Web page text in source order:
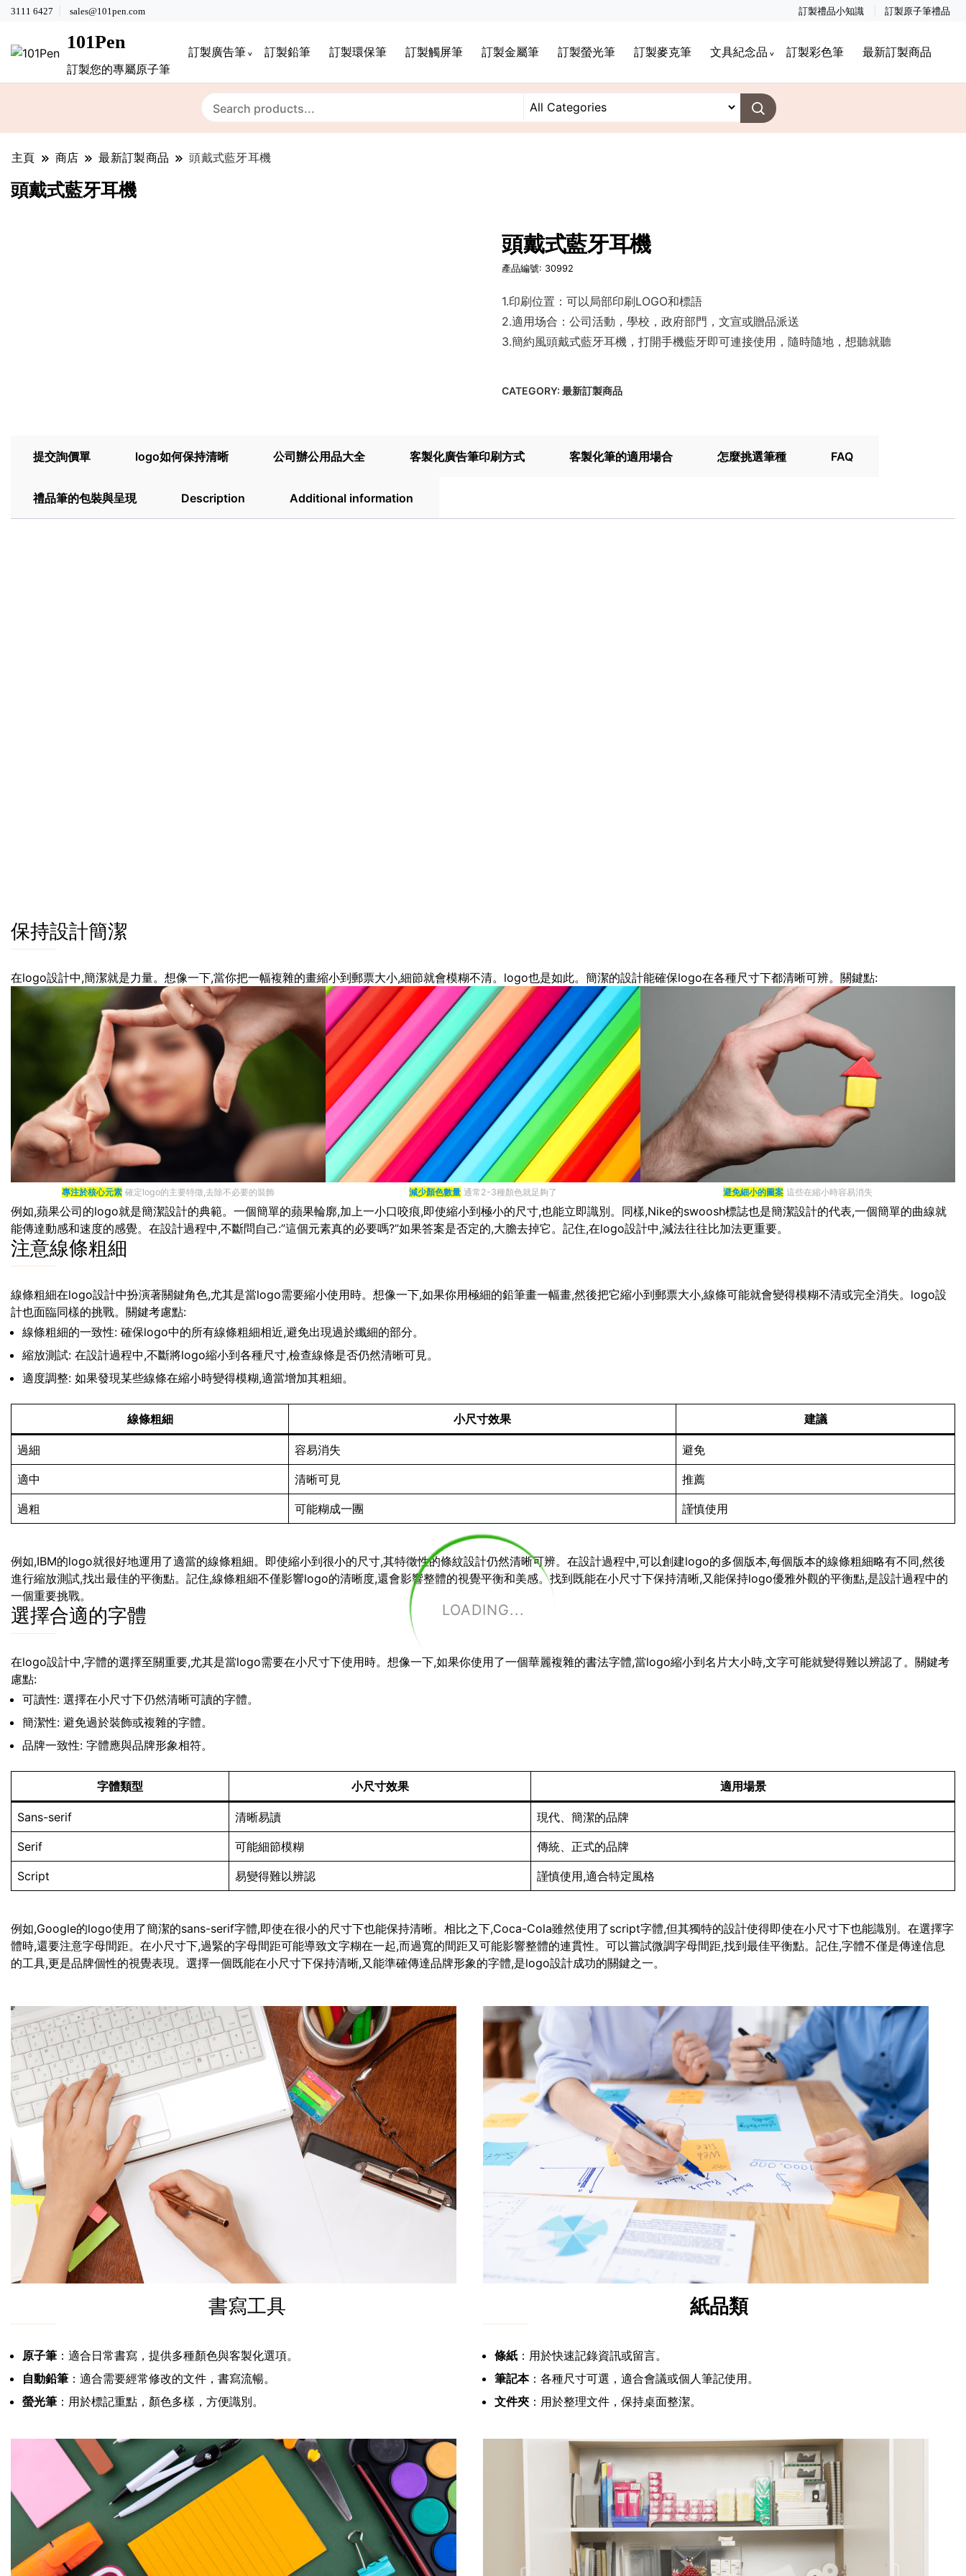
3111 6427 sales@101pen.com 訂製禮品小知識 訂製原子筆禮品
101Pen
訂製您的專屬原子筆
訂製廣告筆 訂製鉛筆 訂製環保筆 訂製觸屏筆 訂製金屬筆 訂製螢光筆 訂製麥克筆 文具紀念品 訂製彩色筆 最新訂製商品
主頁 商店 最新訂製商品 頭戴式藍牙耳機
頭戴式藍牙耳機
LOADING...
頭戴式藍牙耳機
產品編號: 30992
1.印刷位置：可以局部印刷LOGO和標語
2.適用场合：公司活動，學校，政府部門，文宣或贈品派送
3.簡約風頭戴式藍牙耳機，打開手機藍牙即可連接使用，隨時隨地，想聽就聽
CATEGORY:最新訂製商品
提交詢價單 logo如何保持清晰 公司辦公用品大全 客製化廣告筆印刷方式 客製化筆的適用場合 怎麼挑選筆種 FAQ
禮品筆的包裝與呈現 Description Additional information
保持設計簡潔
在logo設計中,簡潔就是力量。想像一下,當你把一幅複雜的畫縮小到郵票大小,細節就會模糊不清。logo也是如此。簡潔的設計能確保logo在各種尺寸下都清晰可辨。關鍵點:
專注於核心元素 確定logo的主要特徵,去除不必要的裝飾 減少顏色數量 通常2-3種顏色就足夠了 避免細小的圖案 這些在縮小時容易消失
例如,蘋果公司的logo就是簡潔設計的典範。一個簡單的蘋果輪廓,加上一小口咬痕,即使縮小到極小的尺寸,也能立即識別。同樣,Nike的swoosh標誌也是簡潔設計的代表,一個簡單的曲線就
能傳達動感和速度的感覺。在設計過程中,不斷問自己:”這個元素真的必要嗎?”如果答案是否定的,大膽去掉它。記住,在logo設計中,減法往往比加法更重要。
注意線條粗細
線條粗細在logo設計中扮演著關鍵角色,尤其是當logo需要縮小使用時。想像一下,如果你用極細的鉛筆畫一幅畫,然後把它縮小到郵票大小,線條可能就會變得模糊不清或完全消失。logo設
計也面臨同樣的挑戰。關鍵考慮點:
線條粗細的一致性: 確保logo中的所有線條粗細相近,避免出現過於纖細的部分。
縮放測試: 在設計過程中,不斷將logo縮小到各種尺寸,檢查線條是否仍然清晰可見。
適度調整: 如果發現某些線條在縮小時變得模糊,適當增加其粗細。
線條粗細 小尺寸效果 建議
過細 容易消失 避免
適中 清晰可見 推薦
過粗 可能糊成一團 謹慎使用
例如,IBM的logo就很好地運用了適當的線條粗細。即使縮小到很小的尺寸,其特徵性的條紋設計仍然清晰可辨。在設計過程中,可以創建logo的多個版本,每個版本的線條粗細略有不同,然後
進行縮放測試,找出最佳的平衡點。記住,線條粗細不僅影響logo的清晰度,還會影響整體的視覺平衡和美感。找到既能在小尺寸下保持清晰,又能保持logo優雅外觀的平衡點,是設計過程中的
一個重要挑戰。
選擇合適的字體
在logo設計中,字體的選擇至關重要,尤其是當logo需要在小尺寸下使用時。想像一下,如果你使用了一個華麗複雜的書法字體,當logo縮小到名片大小時,文字可能就變得難以辨認了。關鍵考
慮點:
可讀性: 選擇在小尺寸下仍然清晰可讀的字體。
簡潔性: 避免過於裝飾或複雜的字體。
品牌一致性: 字體應與品牌形象相符。
字體類型 小尺寸效果 適用場景
Sans-serif 清晰易讀 現代、簡潔的品牌
Serif 可能細節模糊 傳統、正式的品牌
Script 易變得難以辨認 謹慎使用,適合特定風格
例如,Google的logo使用了簡潔的sans-serif字體,即使在很小的尺寸下也能保持清晰。相比之下,Coca-Cola雖然使用了script字體,但其獨特的設計使得即使在小尺寸下也能識別。在選擇字
體時,還要注意字母間距。在小尺寸下,過緊的字母間距可能導致文字糊在一起,而過寬的間距又可能影響整體的連貫性。可以嘗試微調字母間距,找到最佳平衡點。記住,字體不僅是傳達信息
的工具,更是品牌個性的視覺表現。選擇一個既能在小尺寸下保持清晰,又能準確傳達品牌形象的字體,是logo設計成功的關鍵之一。
書寫工具
原子筆 ：適合日常書寫，提供多種顏色與客製化選項。
自動鉛筆 ：適合需要經常修改的文件，書寫流暢。
螢光筆 ：用於標記重點，顏色多樣，方便識別。
紙品類
條紙 ：用於快速記錄資訊或留言。
筆記本：各種尺寸可選，適合會議或個人筆記使用。
文件夾 ：用於整理文件，保持桌面整潔。